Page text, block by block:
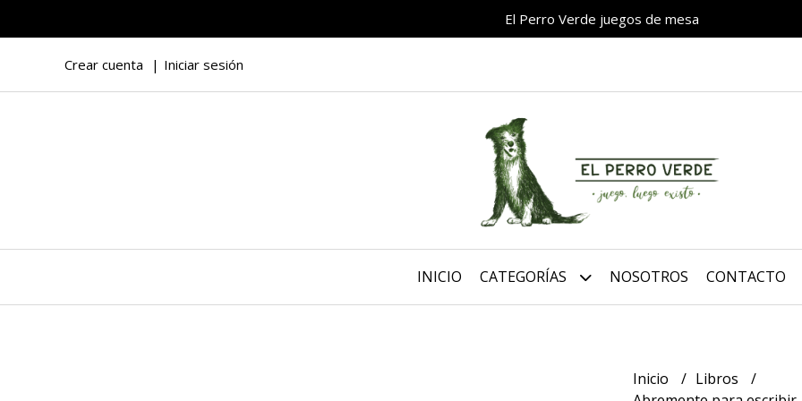
El Perro Verde juegos de mesa
Crear cuenta Iniciar sesión
INICIO CATEGORÍAS NOSOTROS CONTACTO
Inicio
Libros